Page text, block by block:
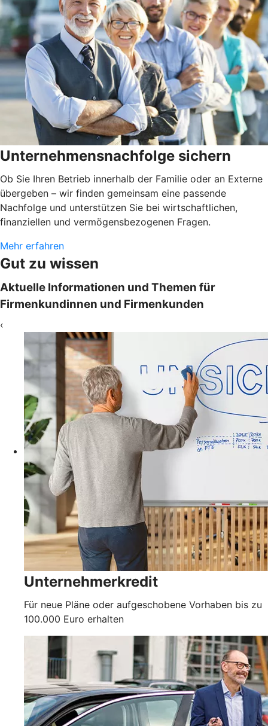
Unternehmensnachfolge sichern
Ob Sie Ihren Betrieb innerhalb der Familie oder an Externe
übergeben – wir finden gemeinsam eine passende
Nachfolge und unterstützen Sie bei wirtschaftlichen,
finanziellen und vermögensbezogenen Fragen.
Mehr erfahren
Gut zu wissen
Aktuelle Informationen und Themen für
Firmenkundinnen und Firmenkunden
‹
Unternehmerkredit
Für neue Pläne oder aufgeschobene Vorhaben bis zu
100.000 Euro erhalten